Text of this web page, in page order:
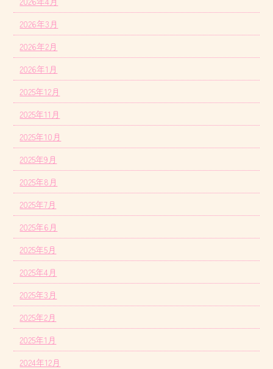
2026年3月
2026年2月
2026年1月
2025年12月
2025年11月
2025年10月
2025年9月
2025年8月
2025年7月
2025年6月
2025年5月
2025年4月
2025年3月
2025年2月
2025年1月
2024年12月